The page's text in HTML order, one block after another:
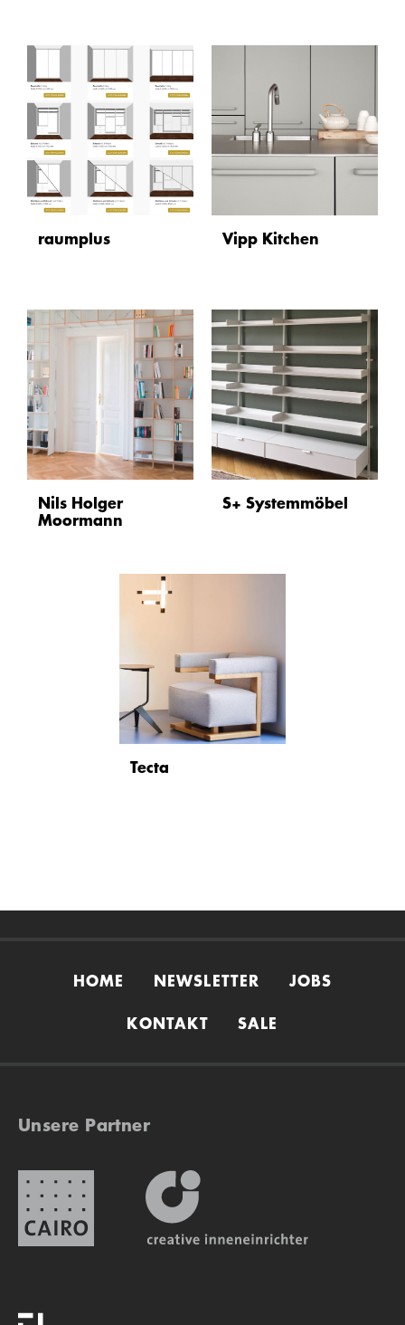
raumplus Vipp Kitchen
Nils Holger
Moormann
S+ Systemmöbel
Tecta
HOME NEWSLETTER JOBS
KONTAKT SALE
Unsere Partner